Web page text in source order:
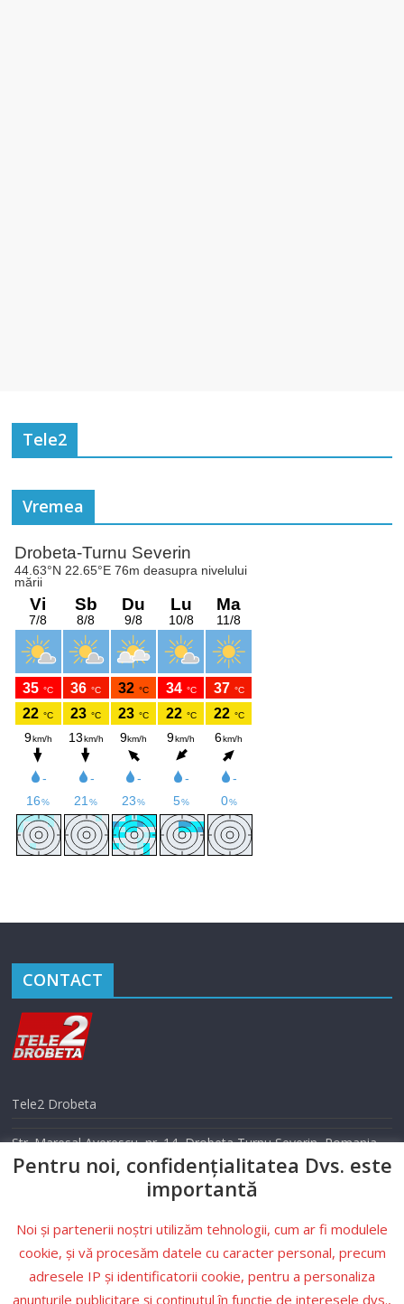
Tele2
Vremea
CONTACT
Tele2 Drobeta
Str. Maresal Averescu, nr. 14, Drobeta Turnu Severin, Romania
Telefon: 0352 405 500
Email: info@tele2drobeta.ro
Website: tele2drobeta.ro
Condiții
Pentru noi, confidențialitatea Dvs. este
importantă
Noi și partenerii noștri utilizăm tehnologii, cum ar fi modulele
cookie, și vă procesăm datele cu caracter personal, precum
adresele IP și identificatorii cookie, pentru a personaliza
anunțurile publicitare și conținutul în funcție de interesele dvs.,